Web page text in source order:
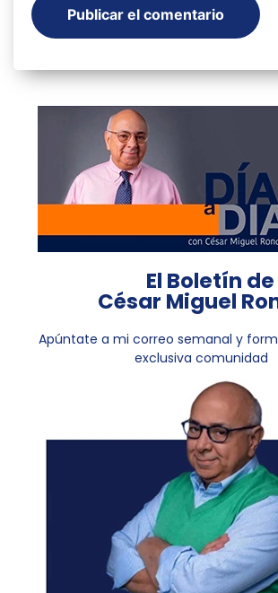
El Boletín de
César Miguel
Apúntate a mi correo semanal y
exclusiva comunidad